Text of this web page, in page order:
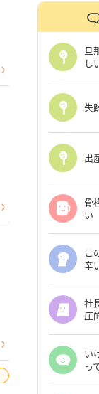
旦
し
失
出
骨
い
こ
辛
社
圧
い
っ